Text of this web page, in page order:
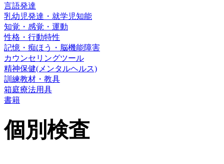
言語発達
乳幼児発達・就学児知能
知覚・感覚・運動
性格・行動特性
記憶・痴ほう・脳機能障害
カウンセリングツール
精神保健(メンタルヘルス)
訓練教材・教具
箱庭療法用具
書籍
個別検査